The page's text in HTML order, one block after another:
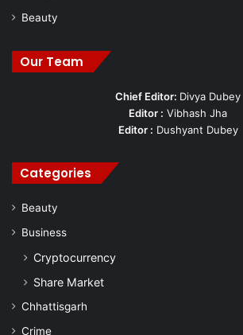
Beauty
Our Team
Chief Editor: Divya Dubey
Editor : Vibhash Jha
Editor : Dushyant Dubey
Categories
Beauty
Business
Cryptocurrency
Share Market
Chhattisgarh
Crime